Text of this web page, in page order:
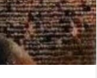
المتهاون بوطنه متهاون
نسج العلاقة مع الآخر